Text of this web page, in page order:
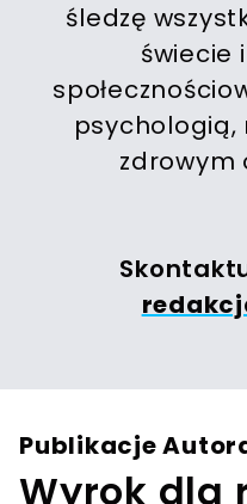
śledzę
świecie
psychologią,
zdrowym
Publikacje
Wyrok dla